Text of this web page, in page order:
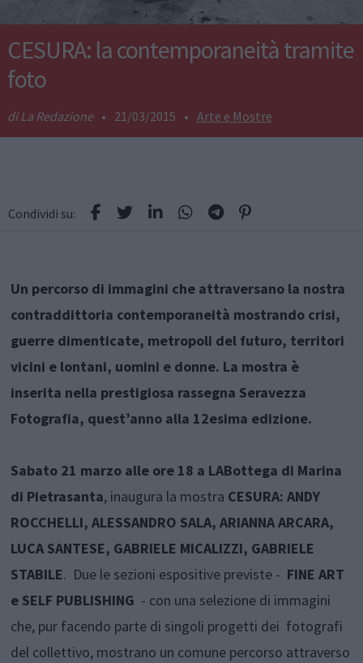
CESURA: la contemporaneità tramite
foto
La Redazione • 21/03/2015 • Arte e Mostre
Condividi su:
Un percorso di immagini che attraversano la nostra
contraddittoria contemporaneità mostrando crisi,
guerre dimenticate, metropoli del futuro, territori
vicini e lontani, uomini e donne. La mostra è
inserita nella prestigiosa rassegna Seravezza
Fotografia, quest’anno alla 12esima edizione.
Sabato 21 marzo alle ore 18 a LABottega di Marina
di Pietrasanta, inaugura la mostra CESURA: ANDY
ROCCHELLI, ALESSANDRO SALA, ARIANNA ARCARA,
LUCA SANTESE, GABRIELE MICALIZZI, GABRIELE
STABILE. Due le sezioni espositive previste - FINE ART
e SELF PUBLISHING - con una selezione di immagini
che, pur facendo parte di singoli progetti dei fotografi
del collettivo, mostrano un comune percorso attraverso